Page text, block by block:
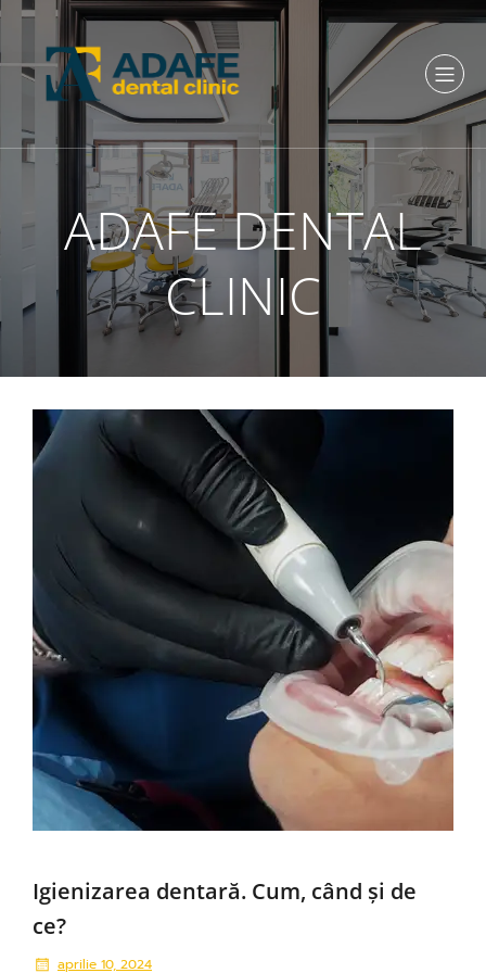
ADAFE DENTAL
CLINIC
Igienizarea dentară. Cum, când și de
ce?
aprilie 10, 2024